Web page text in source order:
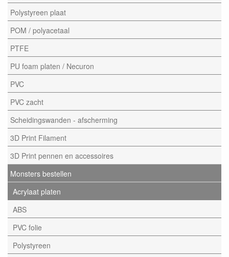
Polystyreen plaat
POM / polyacetaal
PTFE
PU foam platen / Necuron
PVC
PVC zacht
Scheidingswanden - afscherming
3D Print Filament
3D Print pennen en accessoires
Monsters bestellen
Acrylaat platen
ABS
PVC folie
Polystyreen